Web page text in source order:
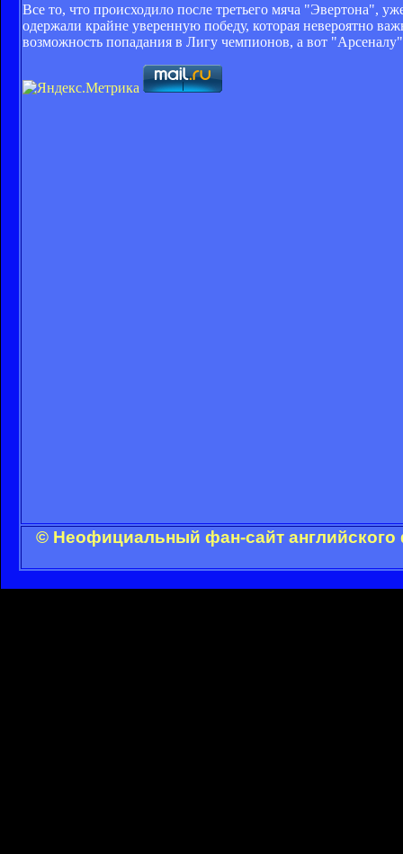
Все то, что происходило после третьего мяча "Эвертона",
одержали крайне уверенную победу, которая невероятно
возможность попадания в Лигу чемпионов, а вот
© Неофициальный фан-сайт английского